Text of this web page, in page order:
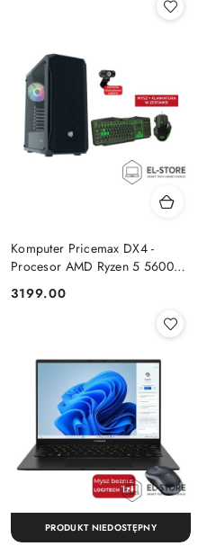
Komputer Pricemax DX4 -
Procesor AMD Ryzen 5 5600G
512GB Win 11 PRO
Cena:
3199.00
PRODUKT NIEDOSTĘPNY